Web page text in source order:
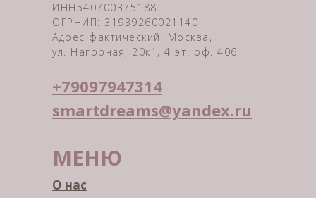
ИНН540700375188
ОГРНИП: 31939260021140
Адрес фактический: Москва,
ул. Нагорная, 20к1, 4 эт. оф. 406
МЕНЮ
О нас
+79097947314
smartdreams@yandex.ru